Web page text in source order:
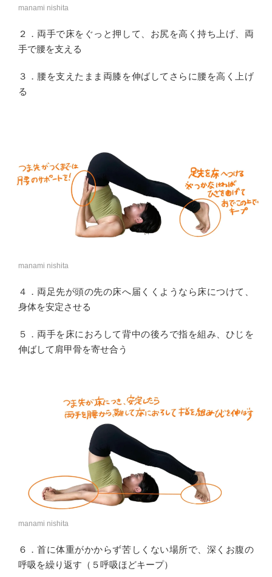
manami nishita
２．両手で床をぐっと押して、お尻を高く持ち上げ、両
手で腰を支える
３．腰を支えたまま両膝を伸ばしてさらに腰を高く上げ
る
manami nishita
４．両足先が頭の先の床へ届くくようなら床につけて、
身体を安定させる
５．両手を床におろして背中の後ろで指を組み、ひじを
伸ばして肩甲骨を寄せ合う
manami nishita
６．首に体重がかからず苦しくない場所で、深くお腹の
呼吸を繰り返す（５呼吸ほどキープ）